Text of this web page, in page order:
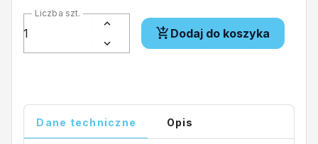
Liczba szt.
Dodaj do koszyka
Dane techniczne Opis